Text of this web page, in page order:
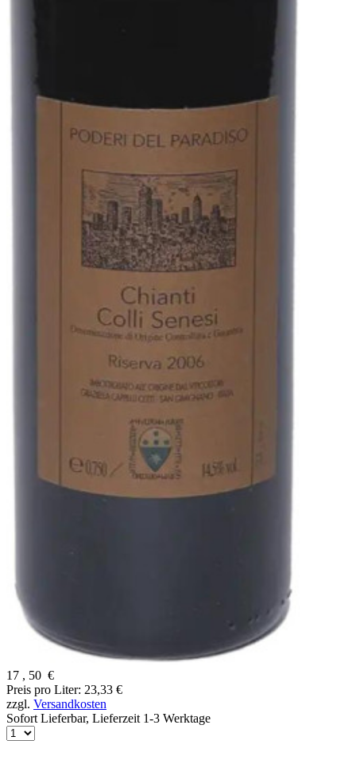
17 , 50 €
Preis pro Liter: 23,33 €
zzgl. Versandkosten
Sofort Lieferbar, Lieferzeit 1-3 Werktage